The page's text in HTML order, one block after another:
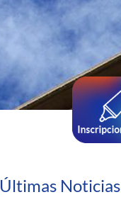
Últimas Noticias